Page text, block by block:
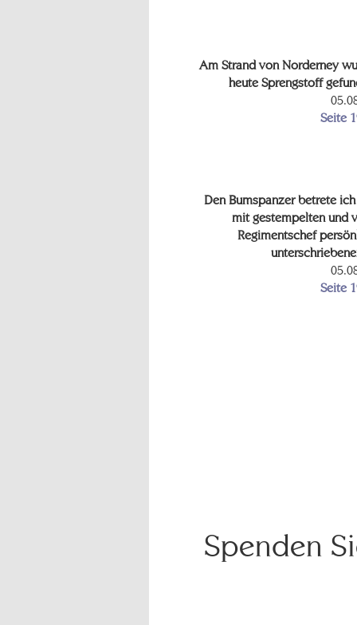
Am Strand von Norderney
heute Sprengstoff
Seite
Den Bumspanzer betrete
mit gestempelten und
Regimentschef
Seite
Spenden